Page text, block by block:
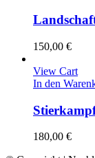
150,00 €
View Cart
In den
180,00 €